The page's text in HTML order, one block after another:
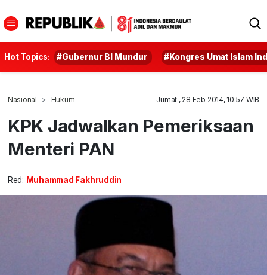
Hot Topics: #Gubernur BI Mundur #Kongres Umat Islam
Nasional Hukum Jumat , 28 Feb 2014, 10:57 WIB
KPK Jadwalkan Pemeriksaan
Menteri PAN
Red: Muhammad Fakhruddin